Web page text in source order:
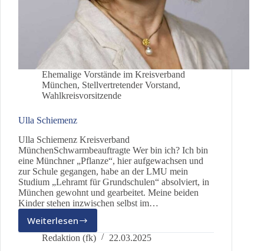
Ehemalige Vorstände im Kreisverband
München, Stellvertretender Vorstand,
Wahlkreisvorsitzende
Ulla Schiemenz
Ulla Schiemenz Kreisverband
MünchenSchwarmbeauftragte Wer bin ich? Ich bin
eine Münchner „Pflanze“, hier aufgewachsen und
zur Schule gegangen, habe an der LMU mein
Studium „Lehramt für Grundschulen“ absolviert, in
München gewohnt und gearbeitet. Meine beiden
Kinder stehen inzwischen selbst im…
Weiterlesen
Ulla
Schiemenz
Redaktion (fk) 22.03.2025